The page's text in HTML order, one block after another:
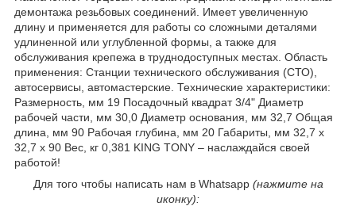
демонтажа резьбовых соединений. Имеет увеличенную
длину и применяется для работы со сложными деталями
удлиненной или углубленной формы, а также для
обслуживания крепежа в труднодоступных местах. Область
применения: Станции технического обслуживания (СТО),
автосервисы, автомастерские. Технические характеристики:
Размерность, мм 19 Посадочный квадрат 3/4" Диаметр
рабочей части, мм 30,0 Диаметр основания, мм 32,7 Общая
длина, мм 90 Рабочая глубина, мм 20 Габариты, мм 32,7 х
32,7 х 90 Вес, кг 0,381 KING TONY – наслаждайся своей
работой!
Для того чтобы написать нам в Whatsapp (нажмите на
иконку):